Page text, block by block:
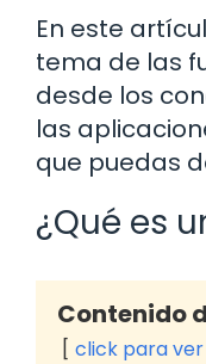
En este
tema de las
desde los
las
que puedas
¿Qué es
Contenido
click para